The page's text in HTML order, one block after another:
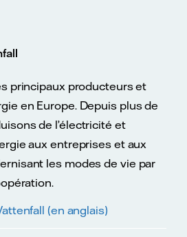
principaux producteurs et
en Europe. Depuis plus de
de l’électricité et
aux entreprises et aux
les modes de vie par
(en anglais)